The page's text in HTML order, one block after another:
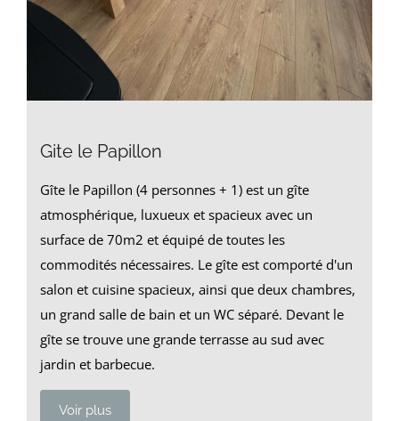
Gite le Papillon
Gîte le Papillon (4 personnes + 1) est un gîte
atmosphérique, luxueux et spacieux avec un
surface de 70m2 et équipé de toutes les
commodités nécessaires. Le gîte est comporté d'un
salon et cuisine spacieux, ainsi que deux chambres,
un grand salle de bain et un WC séparé. Devant le
gîte se trouve une grande terrasse au sud avec
jardin et barbecue.
Voir plus